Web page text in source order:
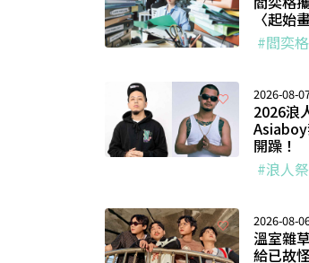
〈起始
#閻奕格
2026-08-
2026浪
開躁！
#浪人祭
2026-08-
溫室雜
給已故